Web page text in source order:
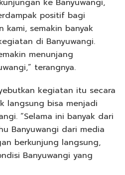
positif bagi
kami, semakin banyak
di Banyuwangi.
menunjang
terangnya.
kegiatan itu secara
langsung bisa menjadi
“Selama ini banyak dari
Banyuwangi dari media
berkunjung langsung,
Banyuwangi yang